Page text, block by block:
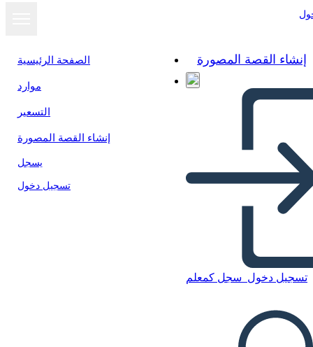
الصفحة الرئيسية
موارد
التسعير
إنشاء القصة المصورة
يسجل
تسجيل دخول
إنشاء القصة المصورة
تسجيل دخول سجل كمعلم